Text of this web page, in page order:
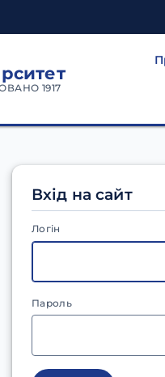
1917
Вхід на сайт
Логін
Пароль